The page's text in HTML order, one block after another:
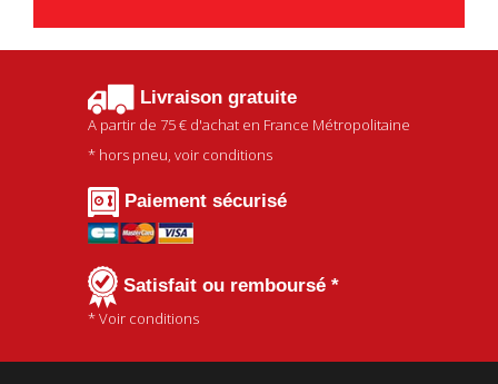
Livraison gratuite
A partir de 75 € d'achat en France Métropolitaine
* hors pneu, voir conditions
Paiement sécurisé
Satisfait ou remboursé *
* Voir conditions